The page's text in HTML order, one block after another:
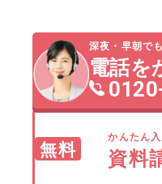
深夜・早朝で
電話を
無料
かんたん
資料